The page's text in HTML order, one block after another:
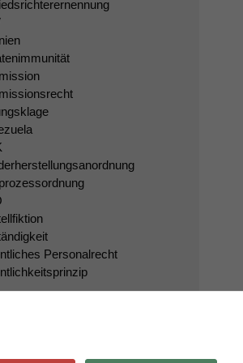
Personalrecht